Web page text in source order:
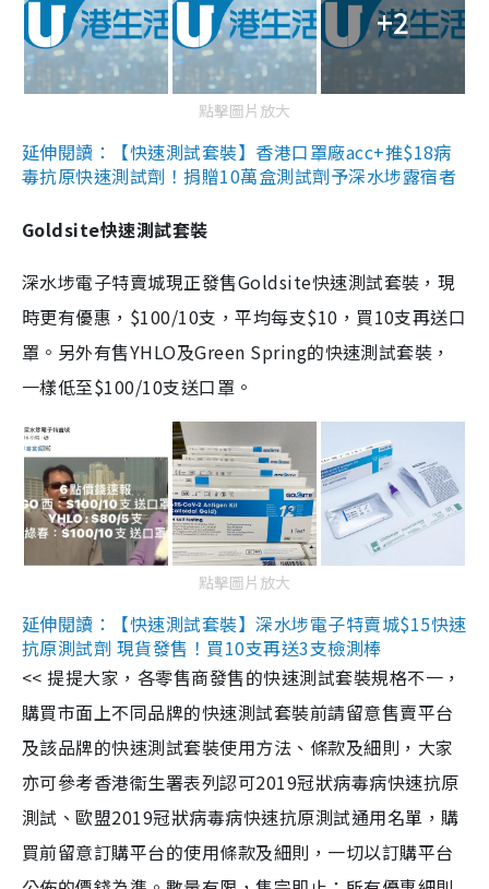
+2
點擊圖片放大
延伸閱讀：【快速測試套裝】香港口罩廠acc+推$18病
毒抗原快速測試劑！捐贈10萬盒測試劑予深水埗露宿者
Goldsite快速測試套裝
深水埗電子特賣城現正發售Goldsite快速測試套裝，現
時更有優惠，$100/10支，平均每支$10，買10支再送口
罩。另外有售YHLO及Green Spring的快速測試套裝，
一樣低至$100/10支送口罩。
點擊圖片放大
延伸閱讀：【快速測試套裝】深水埗電子特賣城$15快速
抗原測試劑 現貨發售！買10支再送3支檢測棒
<< 提提大家，各零售商發售的快速測試套裝規格不一，
購買市面上不同品牌的快速測試套裝前請留意售賣平台
及該品牌的快速測試套裝使用方法、條款及細則，大家
亦可參考香港衞生署表列認可2019冠狀病毒病快速抗原
測試、歐盟2019冠狀病毒病快速抗原測試通用名單，購
買前留意訂購平台的使用條款及細則，一切以訂購平台